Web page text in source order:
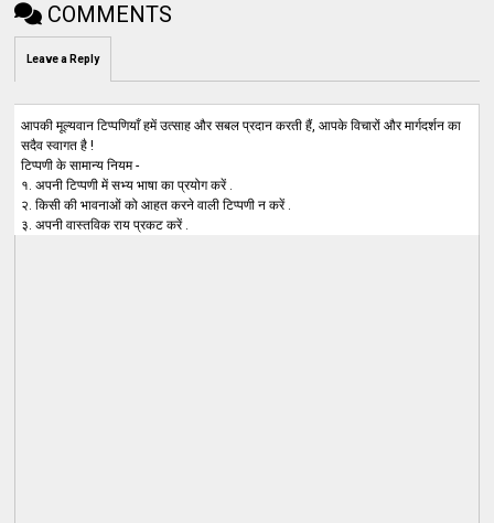
COMMENTS
Leave a Reply
आपकी मूल्यवान टिप्पणियाँ हमें उत्साह और सबल प्रदान करती हैं, आपके विचारों और मार्गदर्शन का
सदैव स्वागत है !
टिप्पणी के सामान्य नियम -
१. अपनी टिप्पणी में सभ्य भाषा का प्रयोग करें .
२. किसी की भावनाओं को आहत करने वाली टिप्पणी न करें .
३. अपनी वास्तविक राय प्रकट करें .